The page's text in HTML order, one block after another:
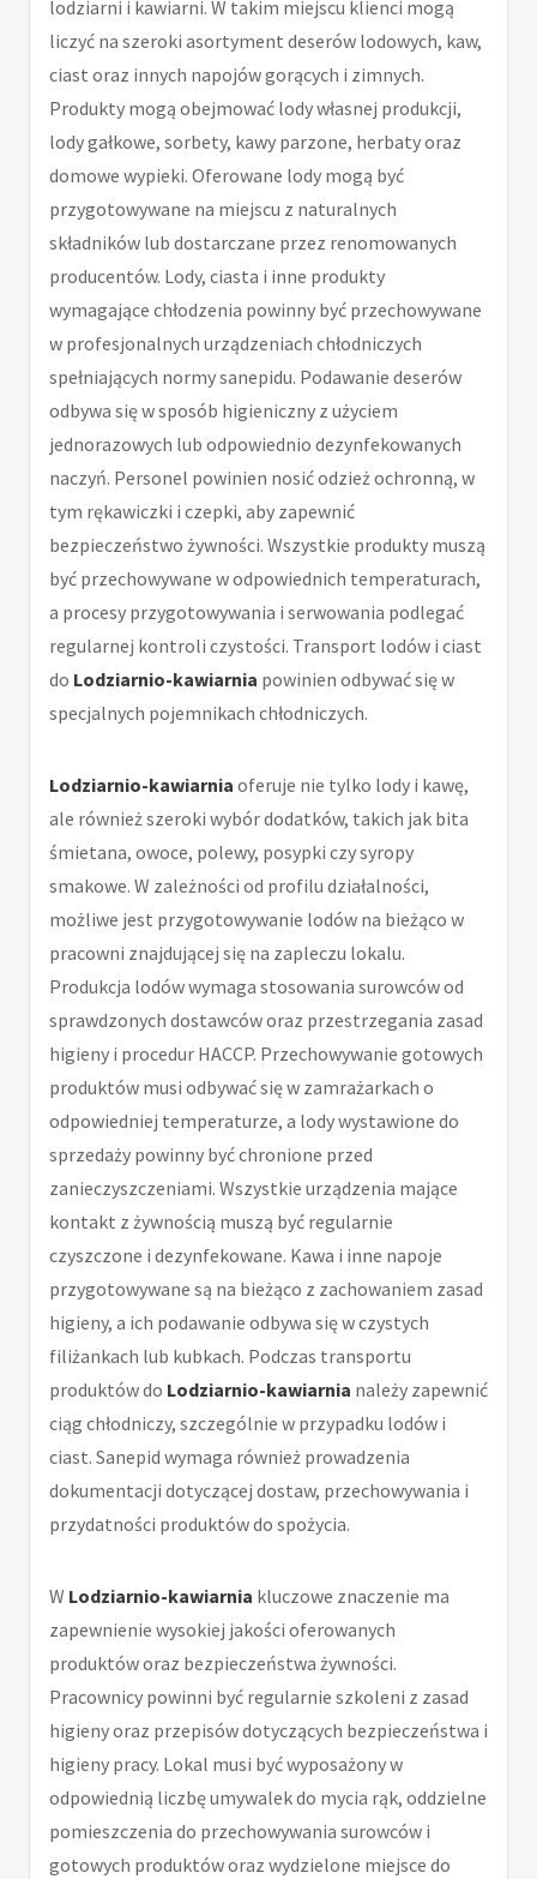
lodziarni i kawiarni. W takim miejscu klienci mogą
liczyć na szeroki asortyment deserów lodowych, kaw,
ciast oraz innych napojów gorących i zimnych.
Produkty mogą obejmować lody własnej produkcji,
lody gałkowe, sorbety, kawy parzone, herbaty oraz
domowe wypieki. Oferowane lody mogą być
przygotowywane na miejscu z naturalnych
składników lub dostarczane przez renomowanych
producentów. Lody, ciasta i inne produkty
wymagające chłodzenia powinny być przechowywane
w profesjonalnych urządzeniach chłodniczych
spełniających normy sanepidu. Podawanie deserów
odbywa się w sposób higieniczny z użyciem
jednorazowych lub odpowiednio dezynfekowanych
naczyń. Personel powinien nosić odzież ochronną, w
tym rękawiczki i czepki, aby zapewnić
bezpieczeństwo żywności. Wszystkie produkty muszą
być przechowywane w odpowiednich temperaturach,
a procesy przygotowywania i serwowania podlegać
regularnej kontroli czystości. Transport lodów i ciast
do Lodziarnio-kawiarnia powinien odbywać się w
specjalnych pojemnikach chłodniczych.
Lodziarnio-kawiarnia oferuje nie tylko lody i kawę,
ale również szeroki wybór dodatków, takich jak bita
śmietana, owoce, polewy, posypki czy syropy
smakowe. W zależności od profilu działalności,
możliwe jest przygotowywanie lodów na bieżąco w
pracowni znajdującej się na zapleczu lokalu.
Produkcja lodów wymaga stosowania surowców od
sprawdzonych dostawców oraz przestrzegania zasad
higieny i procedur HACCP. Przechowywanie gotowych
produktów musi odbywać się w zamrażarkach o
odpowiedniej temperaturze, a lody wystawione do
sprzedaży powinny być chronione przed
zanieczyszczeniami. Wszystkie urządzenia mające
kontakt z żywnością muszą być regularnie
czyszczone i dezynfekowane. Kawa i inne napoje
przygotowywane są na bieżąco z zachowaniem zasad
higieny, a ich podawanie odbywa się w czystych
filiżankach lub kubkach. Podczas transportu
produktów do Lodziarnio-kawiarnia należy zapewnić
ciąg chłodniczy, szczególnie w przypadku lodów i
ciast. Sanepid wymaga również prowadzenia
dokumentacji dotyczącej dostaw, przechowywania i
przydatności produktów do spożycia.
W Lodziarnio-kawiarnia kluczowe znaczenie ma
zapewnienie wysokiej jakości oferowanych
produktów oraz bezpieczeństwa żywności.
Pracownicy powinni być regularnie szkoleni z zasad
higieny oraz przepisów dotyczących bezpieczeństwa i
higieny pracy. Lokal musi być wyposażony w
odpowiednią liczbę umywalek do mycia rąk, oddzielne
pomieszczenia do przechowywania surowców i
gotowych produktów oraz wydzielone miejsce do